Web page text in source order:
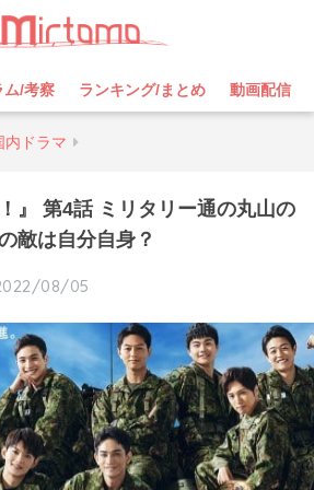
ム/考察 ランキング/まとめ 動画配信
内ドラマ
』 第4話 ミリタリー通の丸山の
敵は自分自身？
08/05